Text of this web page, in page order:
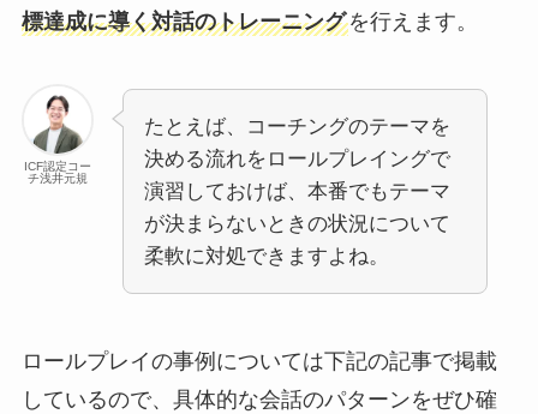
標達成に導く対話のトレーニングを行えます。
ICF認定コー
チ浅井元規
たとえば、コーチングのテーマを
決める流れをロールプレイングで
演習しておけば、本番でもテーマ
が決まらないときの状況について
柔軟に対処できますよね。
ロールプレイの事例については下記の記事で掲載
しているので、具体的な会話のパターンをぜひ確